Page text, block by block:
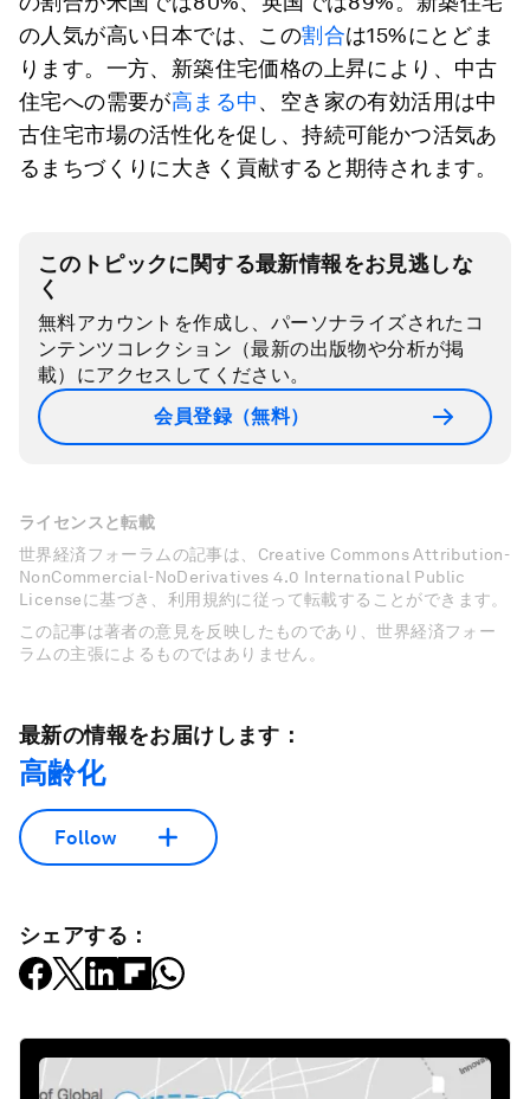
の人気が高い日本では、この割合は15%にとどま
ります。一方、新築住宅価格の上昇により、中古
住宅への需要が高まる中、空き家の有効活用は中
古住宅市場の活性化を促し、持続可能かつ活気あ
るまちづくりに大きく貢献すると期待されます。
このトピックに関する最新情報をお見逃しな
く
無料アカウントを作成し、パーソナライズされたコ
ンテンツコレクション（最新の出版物や分析が掲
載）にアクセスしてください。
会員登録（無料）
ライセンスと転載
世界経済フォーラムの記事は、Creative Commons Attribution-
NonCommercial-NoDerivatives 4.0 International Public
Licenseに基づき、利用規約に従って転載することができます。
この記事は著者の意見を反映したものであり、世界経済フォー
ラムの主張によるものではありません。
最新の情報をお届けします：
高齢化
Follow
シェアする：